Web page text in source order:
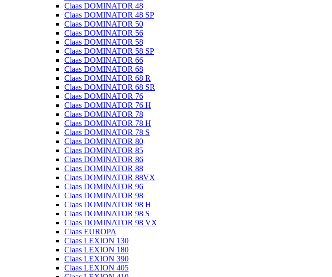
Claas DOMINATOR 48
Claas DOMINATOR 48 SP
Claas DOMINATOR 50
Claas DOMINATOR 56
Claas DOMINATOR 58
Claas DOMINATOR 58 SP
Claas DOMINATOR 66
Claas DOMINATOR 68
Claas DOMINATOR 68 R
Claas DOMINATOR 68 SR
Claas DOMINATOR 76
Claas DOMINATOR 76 H
Claas DOMINATOR 78
Claas DOMINATOR 78 H
Claas DOMINATOR 78 S
Claas DOMINATOR 80
Claas DOMINATOR 85
Claas DOMINATOR 86
Claas DOMINATOR 88
Claas DOMINATOR 88VX
Claas DOMINATOR 96
Claas DOMINATOR 98
Claas DOMINATOR 98 H
Claas DOMINATOR 98 S
Claas DOMINATOR 98 VX
Claas EUROPA
Claas LEXION 130
Claas LEXION 180
Claas LEXION 390
Claas LEXION 405